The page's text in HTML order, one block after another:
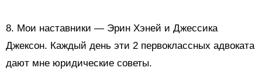
8. Мои наставники — Эрин Хэней и Джессика
Джексон. Каждый день эти 2 первоклассных адвоката
дают мне юридические советы.